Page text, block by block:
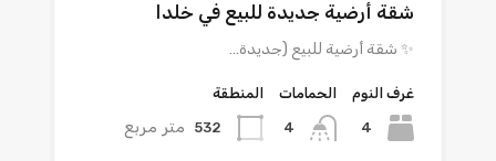
شقة أرضية جديدة للبيع في خلدا
✨ شقة أرضية للبيع (جديدة…
غرف النوم
4
الحمامات
4
المنطقة
532 متر مربع